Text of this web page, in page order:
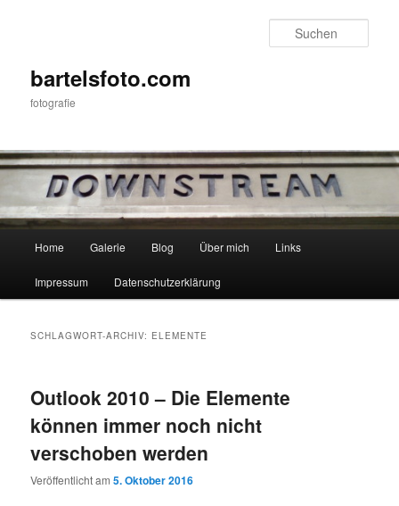
bartelsfoto.com
fotografie
Home Galerie Blog Über mich Links
Impressum Datenschutzerklärung
SCHLAGWORT-ARCHIV: ELEMENTE
Outlook 2010 – Die Elemente
können immer noch nicht
verschoben werden
Veröffentlicht am5. Oktober 2016